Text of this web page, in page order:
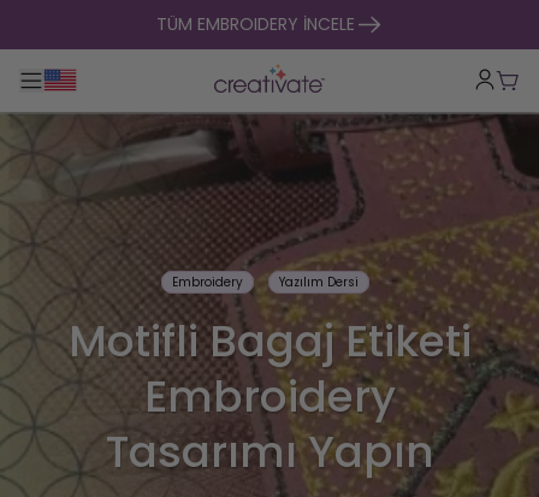
TÜM EMBROIDERY İNCELE
Ana gezintiyi aç / kapat
Embroidery Yazılım Dersi
Motifli Bagaj Etiketi
Embroidery
Tasarımı Yapın